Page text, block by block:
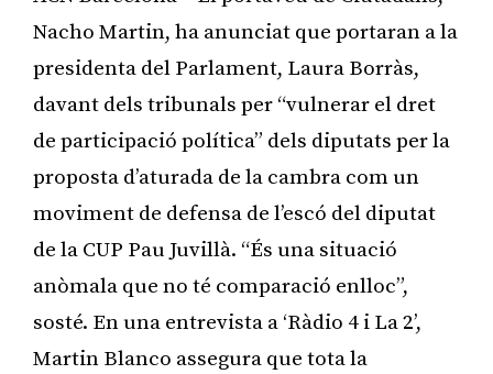
Nacho Martin, ha anunciat que portaran a la
presidenta del Parlament, Laura Borràs,
davant dels tribunals per “vulnerar el dret
de participació política” dels diputats per la
proposta d’aturada de la cambra com un
moviment de defensa de l’escó del diputat
de la CUP Pau Juvillà. “És una situació
anòmala que no té comparació enlloc”,
sosté. En una entrevista a ‘Ràdio 4 i La 2’,
Martin Blanco assegura que tota la